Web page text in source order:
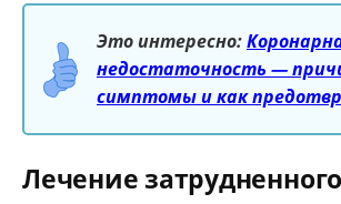
Это интересно:
недостаточность —
симптомы и как
Лечение